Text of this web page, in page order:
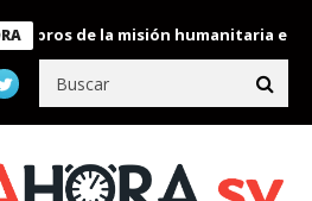
de la misión humanitaria enviada